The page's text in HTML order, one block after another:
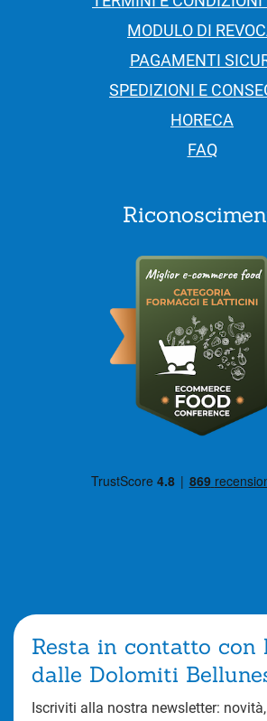
MODULO DI
PAGAMENTI
SPEDIZIONI E
HORECA
FAQ
Resta in contatto con
dalle Dolomiti
Iscriviti alla nostra newsletter: